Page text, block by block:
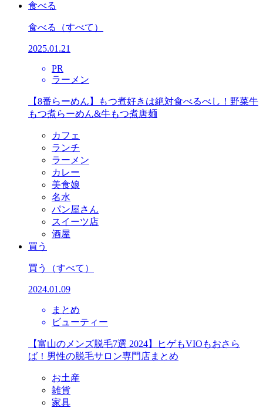
食べる
食べる （すべて）
2025.01.21
PR
ラーメン
【8番らーめん】もつ煮好きは絶対食べるべし！野菜牛
もつ煮らーめん&牛もつ煮唐麺
カフェ
ランチ
ラーメン
カレー
美食娘
名水
パン屋さん
スイーツ店
酒屋
買う
買う （すべて）
2024.01.09
まとめ
ビューティー
【富山のメンズ脱毛7選 2024】ヒゲもVIOもおさら
ば！男性の脱毛サロン専門店まとめ
お土産
雑貨
家具